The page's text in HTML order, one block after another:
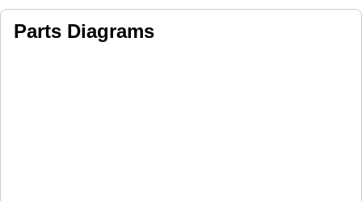
Parts Diagrams